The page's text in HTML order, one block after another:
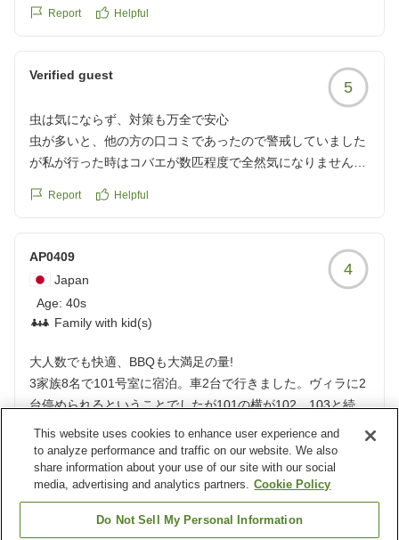
クチコミの詳細はこちらから
箇所が何ヶ所もあったので、湿気のせいで匂いが出てるのか
8人での宿泊でしたが、広さも十分でトイレが2つ,お風呂と
シャワーが1つずつ、洗面も十分で匂い以外は特に申し分な
匂いは何とか改善してほしいです。
クチコミの詳細はこちらから
https://review.travel.rakuten.co.jp/hotel/voice/180531?
reviewId=33123478188742
Report Helpful
Verified guest
5
虫は気にならず、対策も万全で安心
虫が多いと、他の方の口コミであったので警戒していました
が私が行った時はコバエが数匹程度で全然気になりませんで
アースジェットも置いてあるので、適宜振りまくと問題なし
https://review.travel.rakuten.co.jp/hotel/voice/180531?
reviewId=33123478147608
Report Helpful
AP0409
Japan
Age: 40s
Family with kid(s)
4
大人数でも快適、BBQも大満足の量!
3家族8名で101号室に宿泊。車2台で行きました。ヴィラに2
台停められるということでしたが101の横が102、103と続い
ていてもう1台はどこに停めるかわからず電話で確認したと
ころ102に停めて大丈夫という事で最初は停めましたがあと
で外出した際ヴィラの入口を挟んでもう1ヶ所の駐車場にも
うひとつ101があるのを発見しそちらに移動させました。そ
Helpful
This website uses cookies to enhance user experience and
to analyze performance and traffic on our website. We also
share information about your use of our site with our social
media, advertising and analytics partners. Cookie Policy
Do Not Sell My Personal Information